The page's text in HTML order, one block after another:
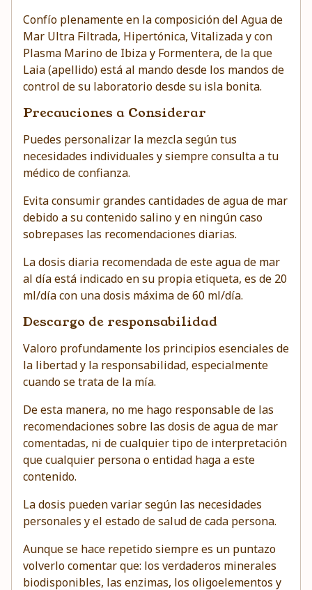
Confío plenamente en la composición del Agua de
Mar Ultra Filtrada, Hipertónica, Vitalizada y con
Plasma Marino de Ibiza y Formentera, de la que
Laia (apellido) está al mando desde los mandos de
control de su laboratorio desde su isla bonita.
Precauciones a Considerar
Puedes personalizar la mezcla según tus
necesidades individuales y siempre consulta a tu
médico de confianza.
Evita consumir grandes cantidades de agua de mar
debido a su contenido salino y en ningún caso
sobrepases las recomendaciones diarias.
La dosis diaria recomendada de este agua de mar
al día está indicado en su propia etiqueta, es de 20
ml/día con una dosis máxima de 60 ml/día.
Descargo de responsabilidad
Valoro profundamente los principios esenciales de
la libertad y la responsabilidad, especialmente
cuando se trata de la mía.
De esta manera, no me hago responsable de las
recomendaciones sobre las dosis de agua de mar
comentadas, ni de cualquier tipo de interpretación
que cualquier persona o entidad haga a este
contenido.
La dosis pueden variar según las necesidades
personales y el estado de salud de cada persona.
Aunque se hace repetido siempre es un puntazo
volverlo comentar que: los verdaderos minerales
biodisponibles, las enzimas, los oligoelementos y